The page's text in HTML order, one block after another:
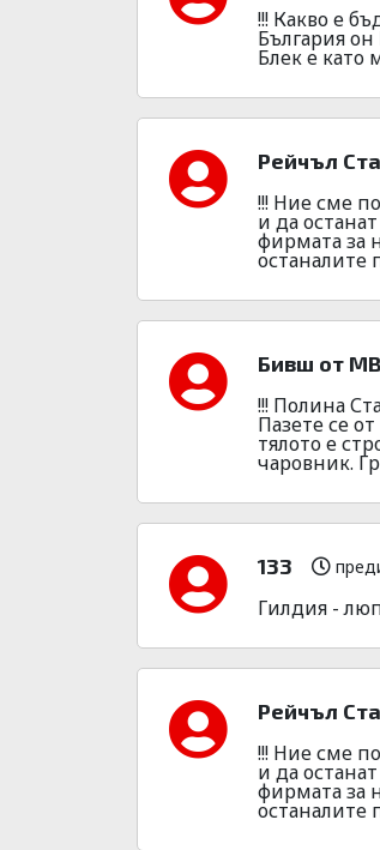
!!! Какво е
България
Блек е като
Рейчъл
!!! Ние сме
и да
фирмата за
останалите
Бивш от
!!! Полина
Пазете се
тялото е
чаровник.
133
Гилдия -
Рейчъл
!!! Ние сме
и да
фирмата за
останалите